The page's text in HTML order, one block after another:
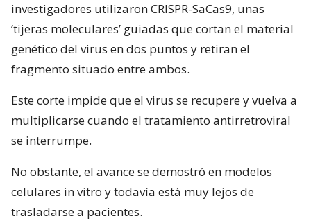
investigadores utilizaron CRISPR-SaCas9, unas
‘tijeras moleculares’ guiadas que cortan el material
genético del virus en dos puntos y retiran el
fragmento situado entre ambos.
Este corte impide que el virus se recupere y vuelva a
multiplicarse cuando el tratamiento antirretroviral
se interrumpe.
No obstante, el avance se demostró en modelos
celulares in vitro y todavía está muy lejos de
trasladarse a pacientes.